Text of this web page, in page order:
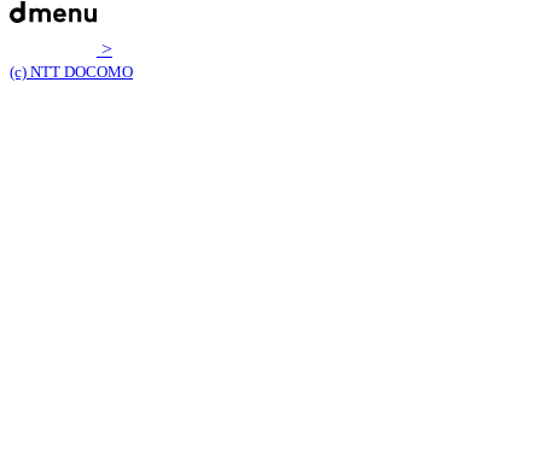
>
(c) NTT DOCOMO